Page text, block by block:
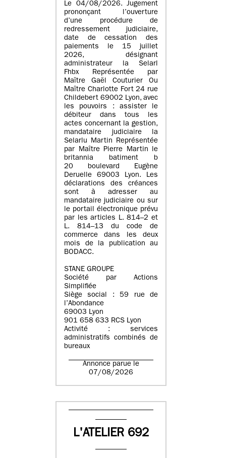
Le 04/08/2026. Jugement
prononçant l’ouverture
d’une procédure de
redressement judiciaire,
date de cessation des
paiements le 15 juillet
2026, désignant
administrateur la Selarl
Fhbx Représentée par
Maître Gaël Couturier Ou
Maître Charlotte Fort 24 rue
Childebert 69002 Lyon, avec
les pouvoirs : assister le
débiteur dans tous les
actes concernant la gestion,
mandataire judiciaire la
Selarlu Martin Représentée
par Maître Pierre Martin le
britannia batiment b
20 boulevard Eugène
Deruelle 69003 Lyon. Les
déclarations des créances
sont à adresser au
mandataire judiciaire ou sur
le portail électronique prévu
par les articles L. 814–2 et
L. 814–13 du code de
commerce dans les deux
mois de la publication au
BODACC.
STANE GROUPE
Société par Actions
Simplifiée
Siège social : 59 rue de
l’Abondance
69003 Lyon
901 658 633 RCS Lyon
Activité : services
administratifs combinés de
bureaux
Annonce parue le
07/08/2026
L'ATELIER 692